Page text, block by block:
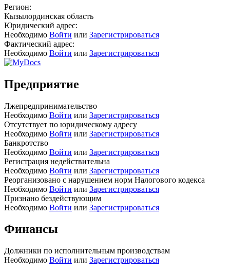
Регион:
Кызылординская область
Юридический адрес:
Необходимо Войти или Зарегистрироваться
Фактический адрес:
Необходимо Войти или Зарегистрироваться
Предприятие
Лжепредпринимательство
Необходимо Войти или Зарегистрироваться
Отсутствует по юридическому адресу
Необходимо Войти или Зарегистрироваться
Банкротство
Необходимо Войти или Зарегистрироваться
Регистрация недействительна
Необходимо Войти или Зарегистрироваться
Реорганизовано с нарушением норм Налогового кодекса
Необходимо Войти или Зарегистрироваться
Признано бездействующим
Необходимо Войти или Зарегистрироваться
Финансы
Должники по исполнительным производствам
Необходимо Войти или Зарегистрироваться